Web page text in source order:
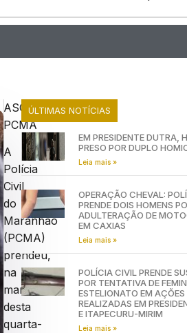
ASCOM
PCMA
A
Polícia
Civil
do
Maranhão
(PCMA)
prendeu,
na
manhã
desta
quarta-
ÚLTIMAS NOTÍCIAS
EM PRESIDENTE DUTRA,
PRESO POR DUPLO
Leia mais »
OPERAÇÃO CHEVAL:
PRENDE DOIS HOMENS
ADULTERAÇÃO DE
EM CAXIAS
Leia mais »
POLÍCIA CIVIL PRENDE
POR TENTATIVA DE
ESTELIONATO EM AÇÕES
REALIZADAS EM
E ITAPECURU-MIRIM
Leia mais »